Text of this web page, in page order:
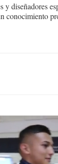
y diseñadores
conocimiento